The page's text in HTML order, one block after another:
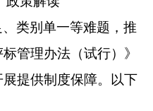
类别单一等难题，推
管理办法（试行）》
提供制度保障。以下